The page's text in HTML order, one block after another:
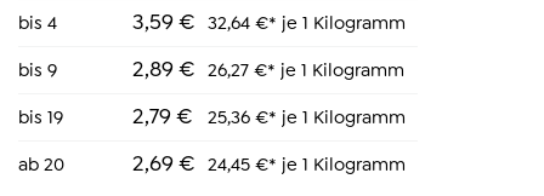
bis 4 3,59 € 32,64 €* je 1 Kilogramm
bis 9 2,89 € 26,27 €* je 1 Kilogramm
bis 19 2,79 €
25,36 €* je 1 Kilogramm
ab 20 2,69 € 24,45 €* je 1 Kilogramm